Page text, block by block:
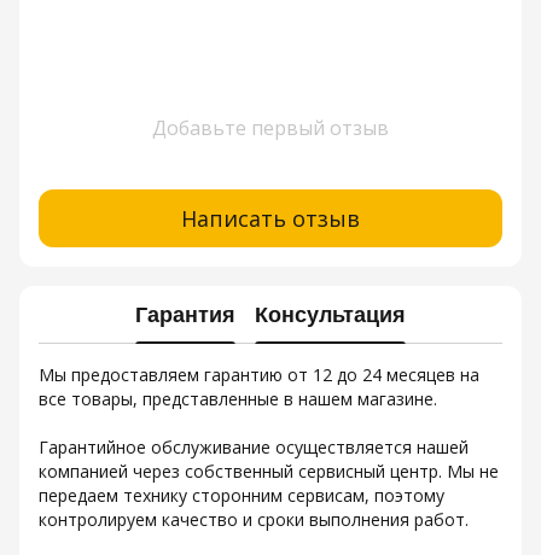
Добавьте первый отзыв
Написать отзыв
Гарантия Консультация
Мы предоставляем гарантию от 12 до 24 месяцев на
все товары, представленные в нашем магазине.
Гарантийное обслуживание осуществляется нашей
компанией через собственный сервисный центр. Мы не
передаем технику сторонним сервисам, поэтому
контролируем качество и сроки выполнения работ.